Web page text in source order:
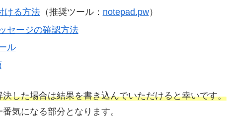
ける方法（推奨ツール： notepad.pw）
セージの確認方法
ル
決した場合は結果を書き込んでいただけると幸いです。
気になる部分となります。